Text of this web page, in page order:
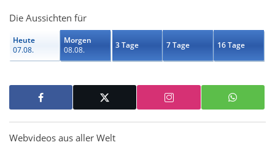
Die Aussichten für
Heute
07.08.
Morgen
08.08.
3 Tage 7 Tage 16 Tage
Webvideos aus aller Welt